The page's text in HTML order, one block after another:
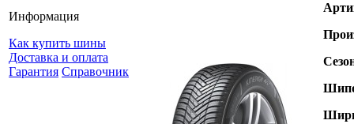
Информация
Как купить шины
Доставка и оплата
Гарантия Справочник